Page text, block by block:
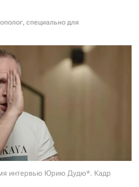
специально для
интервью Юрию Дудю*. Кадр
соучастником»,
подтверждаю свое гражданство РФ
СОУЧАСТНИКОМ
С ДРУЗЬЯМИ
пишите donate@novayagazeta.ru